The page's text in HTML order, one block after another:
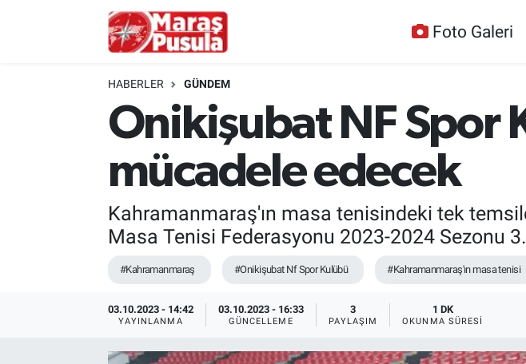
Foto Galeri
HABERLER GÜNDEM
Onikişubat NF Spor
mücadele edecek
Kahramanmaraş'ın masa tenisindeki tek
Masa Tenisi Federasyonu 2023-2024 Sezonu
#Kahramanmaraş #Onikişubat Nf Spor Kulübü #Kahramanmaraş'ın masa tenisi
03.10.2023 - 14:42
YAYINLANMA
03.10.2023 - 16:33
GÜNCELLEME
3
PAYLAŞIM
1 DK
OKUNMA SÜRESI
Kültür Sanat
İstanbul Hava Durumu
İstanbul Namaz Vakitleri
İstanbul Trafik Yoğunluk Haritası
Süper Lig Puan Durumu ve Fikstür
Tüm Manşetler
Son Dakika Haberleri